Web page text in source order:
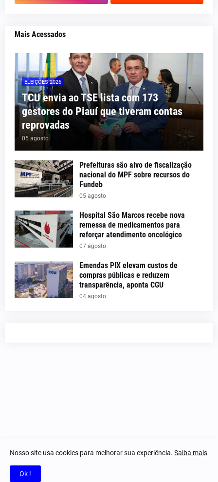
Mais Acessados
ELEIÇÕES 2026
TCU envia ao TSE lista com 173
gestores do Piauí que tiveram contas
reprovadas
05 agosto
Prefeituras são alvo de fiscalização
nacional do MPF sobre recursos do
Fundeb
05 agosto
Hospital São Marcos recebe nova
remessa de medicamentos para
reforçar atendimento oncológico
07 agosto
Emendas PIX elevam custos de
compras públicas e reduzem
transparência, aponta CGU
04 agosto
© 2023-2025 Notícias Piauí - Todos os direitos reservados.
Nosso site usa cookies para melhorar sua experiência. Saiba mais
Ok !